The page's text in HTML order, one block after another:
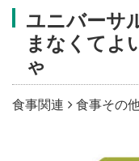
アクセス
ユニバー
まなくてよ
ゃ
食事関連 食事その